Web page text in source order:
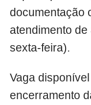
documentação
atendimento
sexta-feira).
Vaga
encerramento